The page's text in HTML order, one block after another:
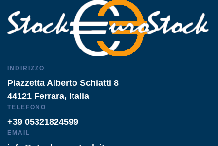
INDIRIZZO
Piazzetta Alberto Schiatti 8
44121 Ferrara, Italia
TELEFONO
+39 05321824599
EMAIL